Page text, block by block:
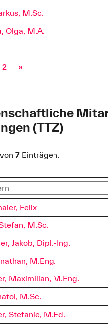
M.Sc.
Olga, M.A.
2 »
(TTZ)
von7 Einträgen.
Felix
M.Sc.
Jakob, Dipl.-Ing.
M.Eng.
Maximilian, M.Eng.
M.Sc.
Stefanie, M.Ed.